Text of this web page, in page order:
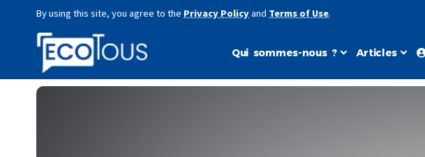
By using this site, you agree to the Privacy Policyand Terms of Use.
Qui sommes-nous ? Articles